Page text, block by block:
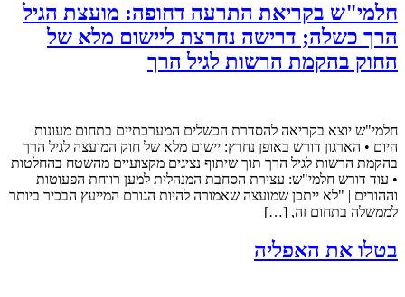
חלמי"ש בקריאת התרעה דחופה: מועצת הגיל
הרך כשלה; דרישה נחרצת ליישום מלא של
החוק בהקמת הרשות לגיל הרך
חלמי"ש יוצא בקריאה להסדרת הכשלים המערכתיים בתחום מעונות
היום • הארגון דורש באופן נחרץ: יישום מלא של חוק המועצה לגיל הרך
בהקמת הרשות לגיל הרך תוך שיתוף נציגים מקצועיים מהשטח בהחלטות
• עוד דורש חלמי"ש: עצירת הסחבת המנהלית למען רווחת הפעוטות
וההורים | "לא ייתכן שמועצה שאמורה להיות הגורם המייעץ הבכיר ביותר
לממשלה בתחום זה, […]
בטלו את האפליה